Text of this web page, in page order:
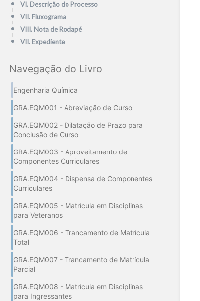
VI. Descrição do Processo
VII. Fluxograma
VIII. Nota de Rodapé
VII. Expediente
Navegação do Livro
Engenharia Química
GRA.EQM001 - Abreviação de Curso
GRA.EQM002 - Dilatação de Prazo para
Conclusão de Curso
GRA.EQM003 - Aproveitamento de
Componentes Curriculares
GRA.EQM004 - Dispensa de Componentes
Curriculares
GRA.EQM005 - Matrícula em Disciplinas
para Veteranos
GRA.EQM006 - Trancamento de Matrícula
Total
GRA.EQM007 - Trancamento de Matrícula
Parcial
GRA.EQM008 - Matrícula em Disciplinas
para Ingressantes